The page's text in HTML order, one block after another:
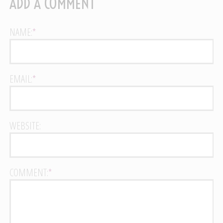
NAME:*
EMAIL:*
WEBSITE:
COMMENT:*